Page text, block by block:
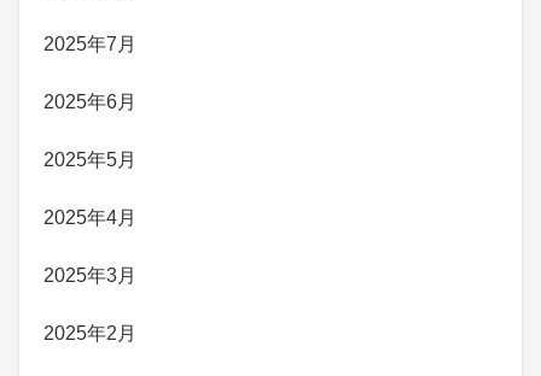
2025年7月
2025年6月
2025年5月
2025年4月
2025年3月
2025年2月